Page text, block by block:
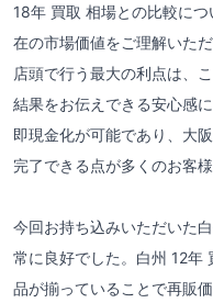
18年 買取 相場との比較に
在の市場価値をご理解いた
店頭で行う最大の利点は、
結果をお伝えできる安心感
即現金化が可能であり、大
完了できる点が多くのお客
今回お持ち込みいただいた
常に良好でした。白州 12年
品が揃っていることで再販